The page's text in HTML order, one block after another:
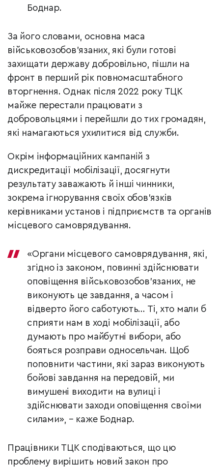
Боднар.
За його словами, основна маса
військовозобов’язаних, які були готові
захищати державу добровільно, пішли на
фронт в перший рік повномасштабного
вторгнення. Однак після 2022 року ТЦК
майже перестали працювати з
добровольцями і перейшли до тих громадян,
які намагаються ухилитися від служби.
Окрім інформаційних кампаній з
дискредитації мобілізації, досягнути
результату заважають й інші чинники,
зокрема ігнорування своїх обов’язків
керівниками установ і підприємств та органів
місцевого самоврядування.
«Органи місцевого самоврядування, які,
згідно із законом, повинні здійснювати
оповіщення військовозобов’язаних, не
виконують це завдання, а часом і
відверто його саботують… Ті, хто мали б
сприяти нам в ході мобілізації, або
думають про майбутні вибори, або
бояться розправи односельчан. Щоб
поповнити частини, які зараз виконують
бойові завдання на передовій, ми
вимушені виходити на вулиці і
здійснювати заходи оповіщення своїми
силами», – каже Боднар.
Працівники ТЦК сподіваються, що цю
проблему вирішить новий закон про